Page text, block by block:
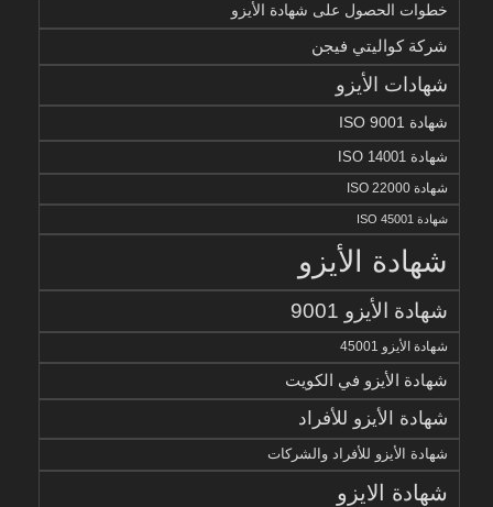
خطوات الحصول على شهادة الأيزو
شركة كواليتي فيجن
شهادات الأيزو
شهادة ISO 9001
شهادة ISO 14001
شهادة ISO 22000
شهادة ISO 45001
شهادة الأيزو
شهادة الأيزو 9001
شهادة الأيزو 45001
شهادة الأيزو في الكويت
شهادة الأيزو للأفراد
شهادة الأيزو للأفراد والشركات
شهادة الايزو